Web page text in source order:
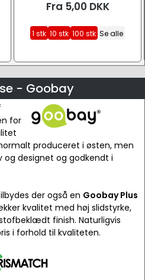
Fra 5,00 DKK
1 stk 10 stk 100 stk Se alle
- Goobay
for
produceret i østen, men
og designet og godkendt i
der også en Goobay Plus
kvalitet med høj slidstyrke,
finish. Naturligvis
i forhold til kvaliteten.